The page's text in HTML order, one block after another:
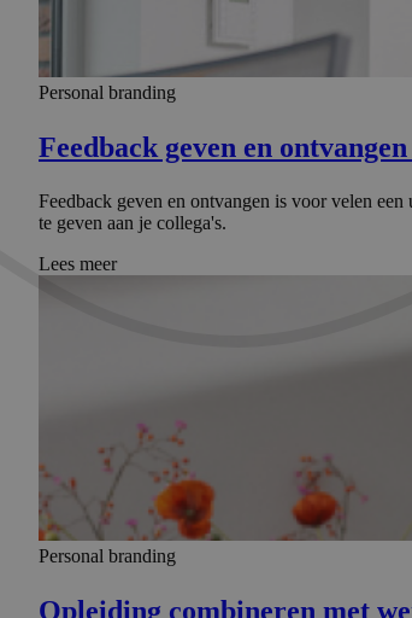
Personal branding
Feedback geven en
Feedback geven en ontvangen is voor velen
te geven aan je collega's.
Lees meer
Personal branding
Opleiding combineren met